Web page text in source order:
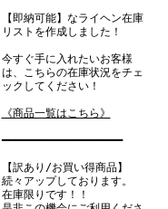
【即納可能】なライヘン在庫
リストを作成しました！
今すぐ手に入れたいお客様
は、こちらの在庫状況をチェ
ックしてください！
《商品一覧はこちら》
━━━━━━━━━━━━━━━━━━━
【訳あり/お買い得商品】
続々アップしております。
在庫限りです！！